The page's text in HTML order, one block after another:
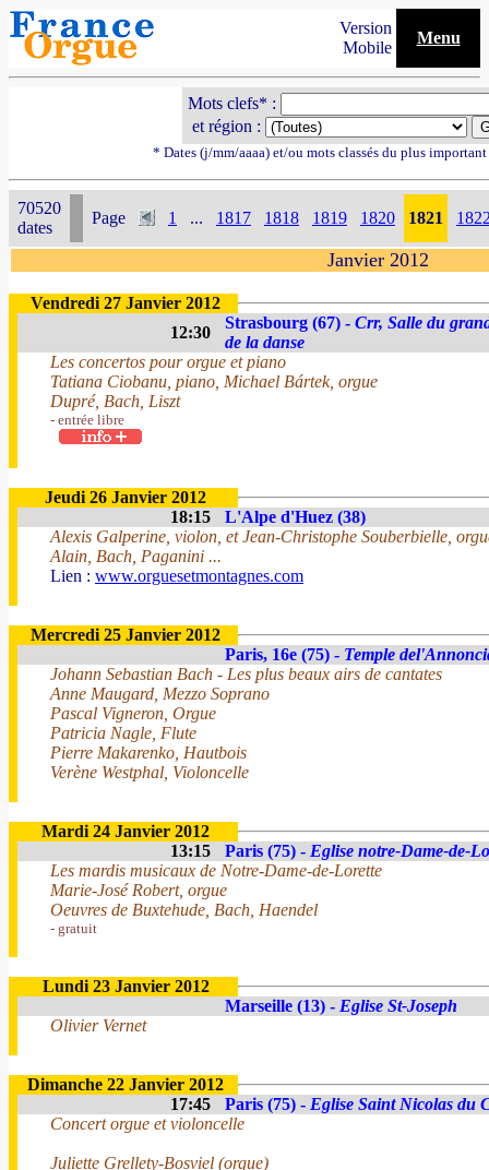
Version
Mobile
Menu
Mots clefs* :
et région :
* Dates (j/mm/aaaa) et/ou mots classés du plus
70520
dates
Page 1 ... 1817 1818 1819 1820 1821
Janvier 2012
Vendredi 27 Janvier 2012
12:30
Strasbourg (67) - Crr, Salle du
de la danse
Les concertos pour orgue et piano
Tatiana Ciobanu, piano, Michael Bártek, orgue
Dupré, Bach, Liszt
- entrée libre
Jeudi 26 Janvier 2012
18:15
L'Alpe d'Huez (38)
Alexis Galperine, violon, et Jean-Christophe Souberbielle,
Alain, Bach, Paganini ...
Lien : www.orguesetmontagnes.com
Mercredi 25 Janvier 2012
Paris, 16e (75) - Temple
Johann Sebastian Bach - Les plus beaux airs de cantates
Anne Maugard, Mezzo Soprano
Pascal Vigneron, Orgue
Patricia Nagle, Flute
Pierre Makarenko, Hautbois
Verène Westphal, Violoncelle
Mardi 24 Janvier 2012
13:15
Paris (75) - Eglise notre-Dame-de-
Les mardis musicaux de Notre-Dame-de-Lorette
Marie-José Robert, orgue
Oeuvres de Buxtehude, Bach, Haendel
- gratuit
Lundi 23 Janvier 2012
Marseille (13) - Eglise St-Joseph
Olivier Vernet
Dimanche 22 Janvier 2012
17:45
Paris (75) - Eglise Saint Nicolas du
Concert orgue et violoncelle
Juliette Grellety-Bosviel (orgue)